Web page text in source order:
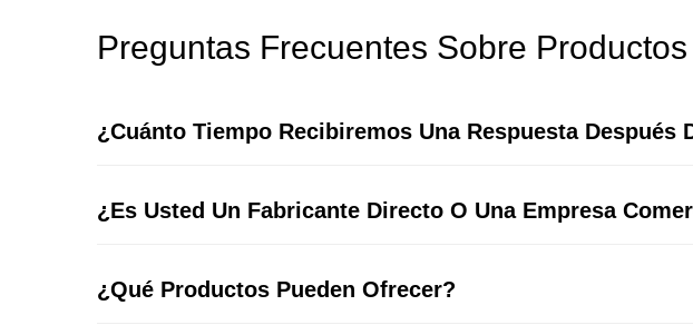
Preguntas Frecuentes Sobre Productos
¿Cuánto Tiempo Recibiremos Una Respuesta Después
¿Es Usted Un Fabricante Directo O Una Empresa
¿Qué Productos Pueden Ofrecer?